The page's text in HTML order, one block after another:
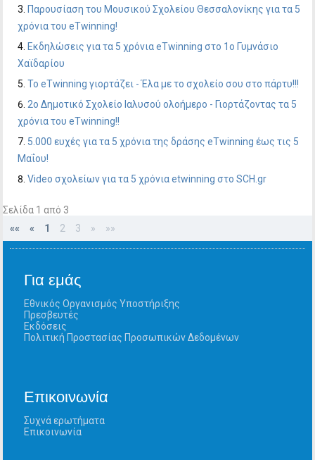
Παρουσίαση του Μουσικού Σχολείου Θεσσαλονίκης για τα 5
χρόνια του eTwinning!
Εκδηλώσεις για τα 5 χρόνια eTwinning στο 1ο Γυμνάσιο
Χαϊδαρίου
To eTwinning γιορτάζει - Έλα με το σχολείο σου στο πάρτυ!!!
2o Δημοτικό Σχολείο Ιαλυσού ολοήμερο - Γιορτάζοντας τα 5
χρόνια του eTwinning!!
5.000 ευχές για τα 5 χρόνια της δράσης eTwinning έως τις 5
Μαΐου!
Video σχολείων για τα 5 χρόνια etwinning στο SCH.gr
Σελίδα 1 από 3
««
« 1 2 3 » »»
Για εμάς
Εθνικός Οργανισμός Υποστήριξης
Πρεσβευτές
Εκδόσεις
Πολιτική Προστασίας Προσωπικών Δεδομένων
Επικοινωνία
Συχνά ερωτήματα
Επικοινωνία